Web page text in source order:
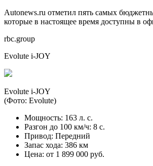
Autonews.ru отметил пять самых
которые в настоящее время доступны в
rbc.group
Evolute i-JOY
Evolute i-JOY
(Фото: Evolute)
Мощность: 163 л. с.
Разгон до 100 км/ч: 8 с.
Привод: Передний
Запас хода: 386 км
Цена: от 1 899 000 руб.